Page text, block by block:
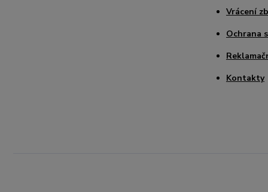
Vrácení
Ochrana
Kontakty